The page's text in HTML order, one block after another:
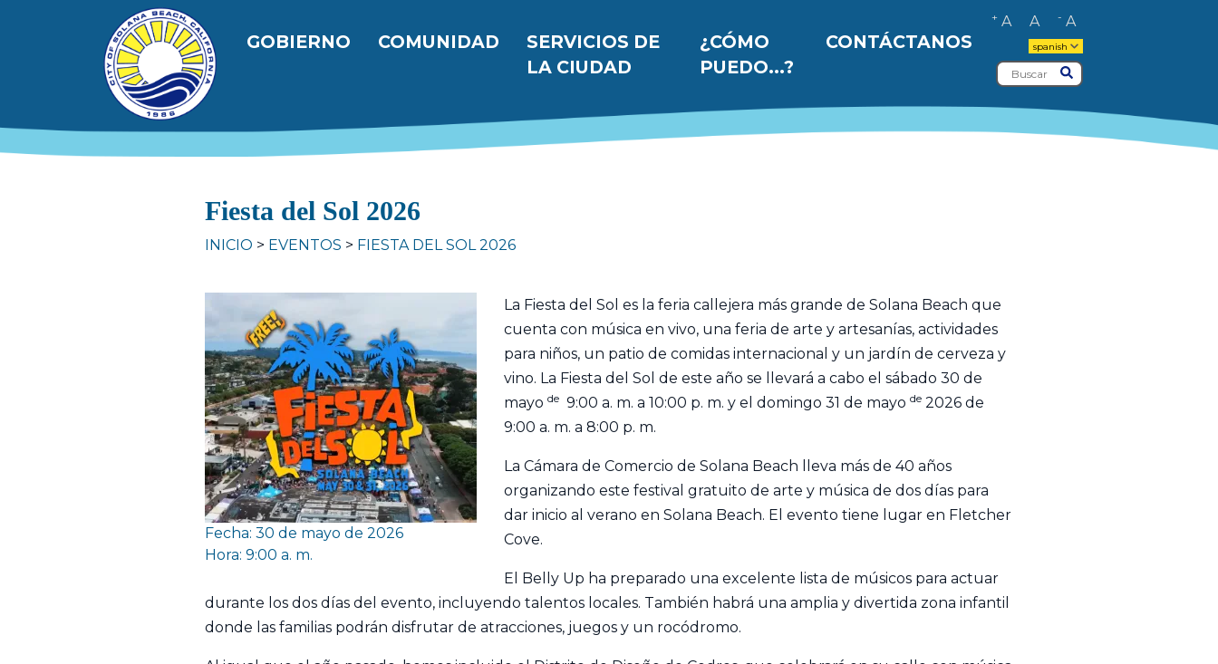
Pasar al contenido principal
Navegación principal
GOBIERNO COMUNIDAD
SERVICIOS DE
LA CIUDAD
¿CÓMO
PUEDO...?
CONTÁCTANOS
- A
A
+ A
spanish
Buscar Entregar
Fiesta del Sol 2026
INICIO EVENTOS FIESTA DEL SOL 2026
Fecha: 30 de mayo de 2026
Hora: 9:00 a. m.
La Fiesta del Sol es la feria callejera más grande de Solana Beach que
cuenta con música en vivo, una feria de arte y artesanías, actividades
para niños, un patio de comidas internacional y un jardín de cerveza y
vino. La Fiesta del Sol de este año se llevará a cabo el sábado 30 de
mayo de9:00 a. m. a 10:00 p. m. y el domingo 31 de mayo de2026 de
9:00 a. m. a 8:00 p. m.
La Cámara de Comercio de Solana Beach lleva más de 40 años
organizando este festival gratuito de arte y música de dos días para
dar inicio al verano en Solana Beach. El evento tiene lugar en Fletcher
Cove.
El Belly Up ha preparado una excelente lista de músicos para actuar
durante los dos días del evento, incluyendo talentos locales. También habrá una amplia y divertida zona infantil
donde las familias podrán disfrutar de atracciones, juegos y un rocódromo.